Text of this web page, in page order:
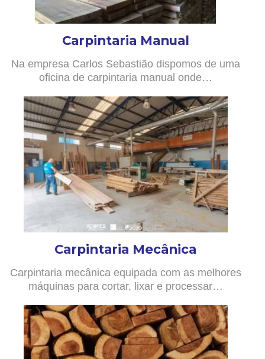
Carpintaria Manual
Na empresa Carlos Sebastião dispomos de uma
oficina de carpintaria manual onde…
Carpintaria Mecânica
Carpintaria mecânica equipada com as melhores
máquinas para cortar, lixar e processar…